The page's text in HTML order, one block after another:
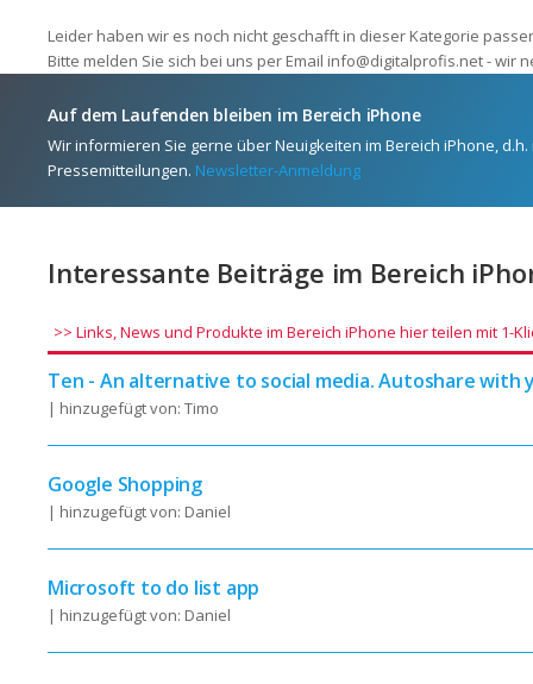
Leider haben wir es noch nicht geschafft in dieser Kategorie
Bitte melden Sie sich bei uns per Email info@digitalprofis.net - wir
Auf dem Laufenden bleiben im Bereich iPhone
Wir informieren Sie gerne über Neuigkeiten im Bereich iPhone,
Pressemitteilungen. Newsletter-Anmeldung
Interessante Beiträge im Bereich
>> Links, News und Produkte im Bereich iPhone hier teilen mit 1-
Ten - An alternative to social media. Autoshare with
| hinzugefügt von: Timo
Google Shopping
| hinzugefügt von: Daniel
Microsoft to do list app
| hinzugefügt von: Daniel